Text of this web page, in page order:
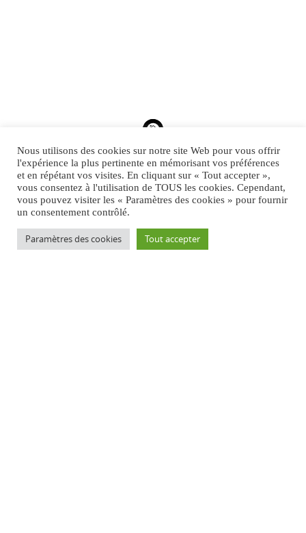
Nous utilisons des cookies sur notre site Web pour vous offrir
l'expérience la plus pertinente en mémorisant vos préférences
et en répétant vos visites. En cliquant sur « Tout accepter »,
vous consentez à l'utilisation de TOUS les cookies. Cependant,
vous pouvez visiter les « Paramètres des cookies » pour fournir
un consentement contrôlé.
Paramètres des cookies Tout accepter